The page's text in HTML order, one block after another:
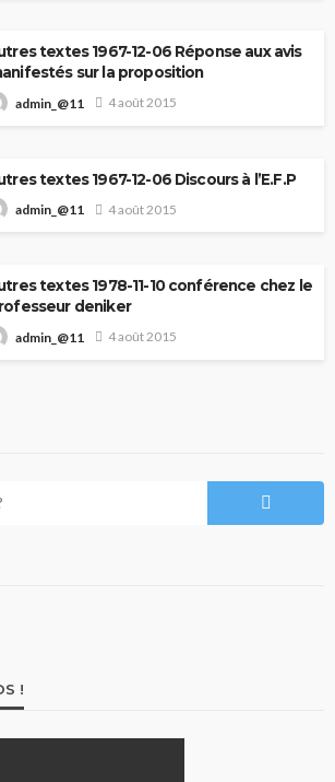
textes 1967-12-06 Réponse aux avis
sur la proposition
admin_@11 4 août 2015
textes 1967-12-06 Discours à l’E.F.P
admin_@11 4 août 2015
textes 1978-11-10 conférence chez le
deniker
admin_@11 4 août 2015
!